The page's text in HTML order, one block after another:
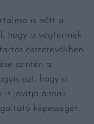
is nőtt a
hogy a végtermék
összetevőkben.
szintén a
azt, hogy a
is javítja annak
képességét.